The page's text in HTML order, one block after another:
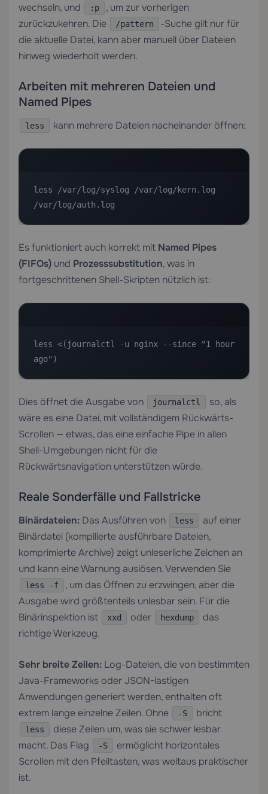
wechseln, und
:p
, um zur vorherigen
zurückzukehren. Die
/pattern
-Suche gilt nur für
die aktuelle Datei, kann aber manuell über Dateien
hinweg wiederholt werden.
Arbeiten mit mehreren Dateien und
Named Pipes
less kann mehrere Dateien nacheinander öffnen:
less /var/log/syslog /var/log/kern.log
/var/log/auth.log
Es funktioniert auch korrekt mit Named Pipes
(FIFOs) und Prozesssubstitution, was in
fortgeschrittenen Shell-Skripten nützlich ist:
less <(journalctl -u nginx --since "1 hour
ago")
Dies öffnet die Ausgabe von journalctl
so, als
wäre es eine Datei, mit vollständigem Rückwärts-
Scrollen — etwas, das eine einfache Pipe in allen
Shell-Umgebungen nicht für die
Rückwärtsnavigation unterstützen würde.
Reale Sonderfälle und Fallstricke
Binärdateien: Das Ausführen von less
auf einer
Binärdatei (kompilierte ausführbare Dateien,
komprimierte Archive) zeigt unleserliche Zeichen an
und kann eine Warnung auslösen. Verwenden Sie
less -f
, um das Öffnen zu erzwingen, aber die
Ausgabe wird größtenteils unlesbar sein. Für die
Binärinspektion ist
xxd oder hexdump
das
richtige Werkzeug.
Sehr breite Zeilen: Log-Dateien, die von bestimmten
Java-Frameworks oder JSON-lastigen
Anwendungen generiert werden, enthalten oft
extrem lange einzelne Zeilen. Ohne
-S bricht
less
diese Zeilen um, was sie schwer lesbar
macht. Das Flag
-S
ermöglicht horizontales
Scrollen mit den Pfeiltasten, was weitaus praktischer
ist.